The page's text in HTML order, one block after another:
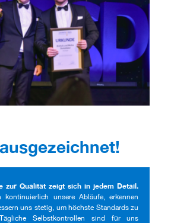
zur Qualität zeigt sich in jedem Detail.
kontinuierlich unsere Abläufe, erkennen
uns stetig, um höchste Standards zu
Tägliche Selbstkontrollen sind für uns